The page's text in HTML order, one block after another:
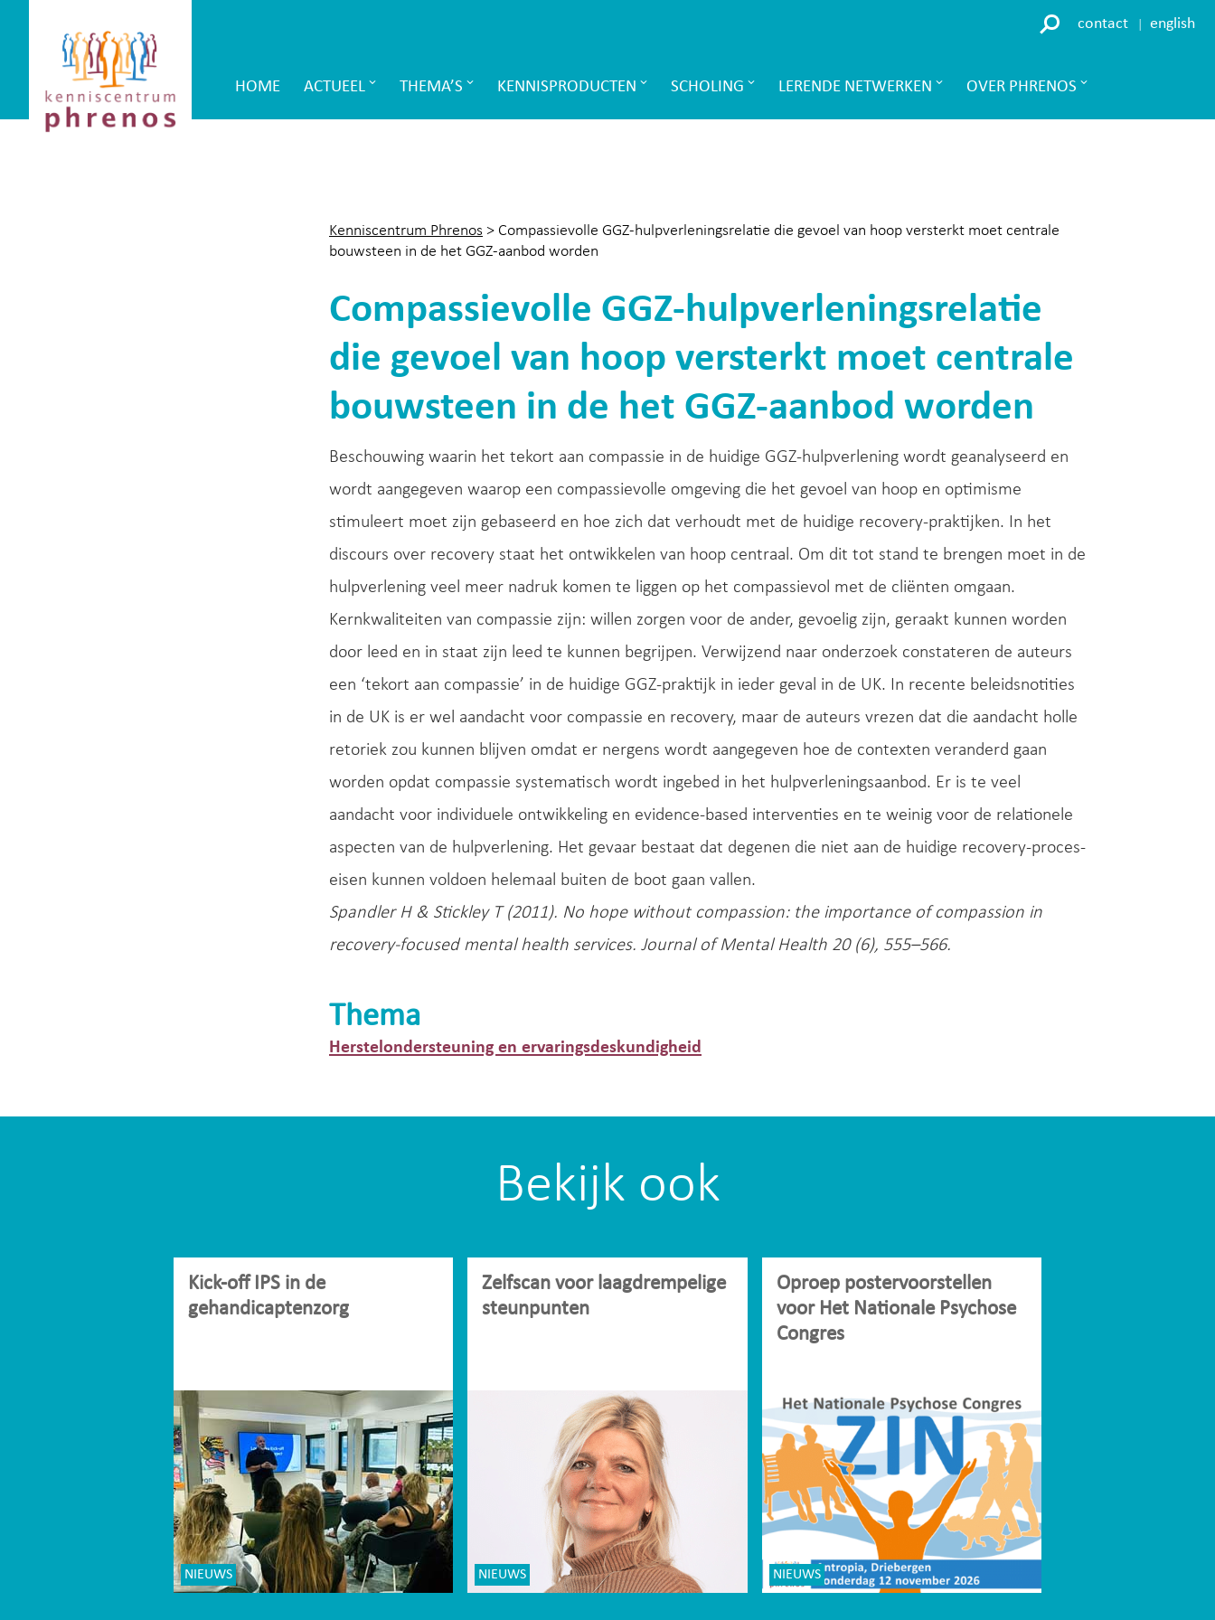
Phrenos
website
contact english
Main
HOME ACTUEEL THEMA’S KENNISPRODUCTEN SCHOLING LERENDE NETWERKEN OVER PHRENOS
Kenniscentrum Phrenos > Compassievolle GGZ-hulpverleningsrelatie die gevoel van hoop versterkt moet centrale
bouwsteen in de het GGZ-aanbod worden
Compassievolle GGZ-hulpverleningsrelatie
die gevoel van hoop versterkt moet centrale
bouwsteen in de het GGZ-aanbod worden
Beschouwing waarin het tekort aan compassie in de huidige GGZ-hulpverlening wordt geanalyseerd en
wordt aangegeven waarop een compassievolle omgeving die het gevoel van hoop en optimisme
stimuleert moet zijn gebaseerd en hoe zich dat verhoudt met de huidige recovery-praktijken. In het
discours over recovery staat het ontwikkelen van hoop centraal. Om dit tot stand te brengen moet in de
hulpverlening veel meer nadruk komen te liggen op het compassievol met de cliënten omgaan.
Kernkwaliteiten van compassie zijn: willen zorgen voor de ander, gevoelig zijn, geraakt kunnen worden
door leed en in staat zijn leed te kunnen begrijpen. Verwijzend naar onderzoek constateren de auteurs
een ‘tekort aan compassie’ in de huidige GGZ-praktijk in ieder geval in de UK. In recente beleidsnotities
in de UK is er wel aandacht voor compassie en recovery, maar de auteurs vrezen dat die aandacht holle
retoriek zou kunnen blijven omdat er nergens wordt aangegeven hoe de contexten veranderd gaan
worden opdat compassie systematisch wordt ingebed in het hulpverleningsaanbod. Er is te veel
aandacht voor individuele ontwikkeling en evidence-based interventies en te weinig voor de relationele
aspecten van de hulpverlening. Het gevaar bestaat dat degenen die niet aan de huidige recovery-proces-
eisen kunnen voldoen helemaal buiten de boot gaan vallen.
Spandler H & Stickley T (2011). No hope without compassion: the importance of compassion in
recovery-focused mental health services. Journal of Mental Health 20 (6), 555–566.
Thema
Herstelondersteuning en ervaringsdeskundigheid
Bekijk ook
Kick-off IPS in de
gehandicaptenzorg
NIEUWS
Zelfscan voor laagdrempelige
steunpunten
NIEUWS
Oproep postervoorstellen
voor Het Nationale Psychose
Congres
NIEUWS